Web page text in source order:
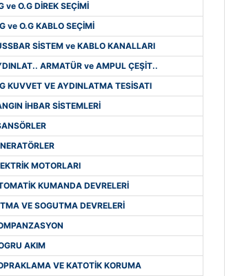
ve O.G DİREK SEÇİMİ
ve O.G KABLO SEÇİMİ
SİSTEM ve KABLO KANALLARI
ARMATÜR ve AMPUL ÇEŞİT..
KUVVET VE AYDINLATMA TESİSATI
İHBAR SİSTEMLERİ
MOTORLARI
KUMANDA DEVRELERİ
VE SOGUTMA DEVRELERİ
AKIM
VE KATOTİK KORUMA